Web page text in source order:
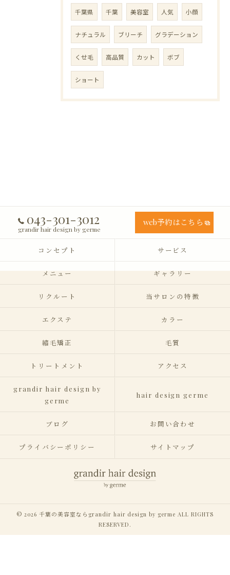
千葉県 千葉 美容室 人気 小顔
ナチュラル ブリーチ グラデーション
くせ毛 高品質 カット ボブ
ショート
043-301-3012
grandir hair design by germe
web予約はこちら
コンセプト サービス
メニュー ギャラリー
リクルート 当サロンの特徴
エクステ カラー
縮毛矯正 毛質
トリートメント アクセス
grandir hair design by
germe
hair design germe
ブログ お問い合わせ
プライバシーポリシー サイトマップ
© 2026 千葉の美容室ならgrandir hair design by germe ALL RIGHTS
RESERVED.